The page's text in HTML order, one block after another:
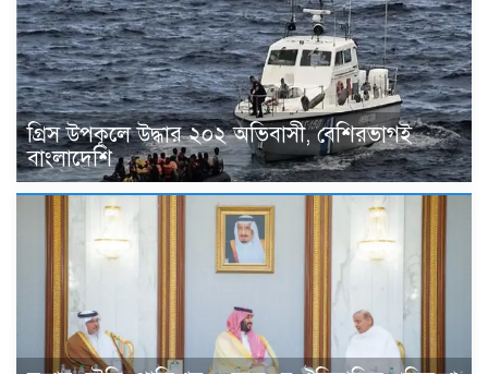
গ্রিস উপকূলে উদ্ধার ২০২ অভিবাসী, বেশিরভাগই
বাংলাদেশি